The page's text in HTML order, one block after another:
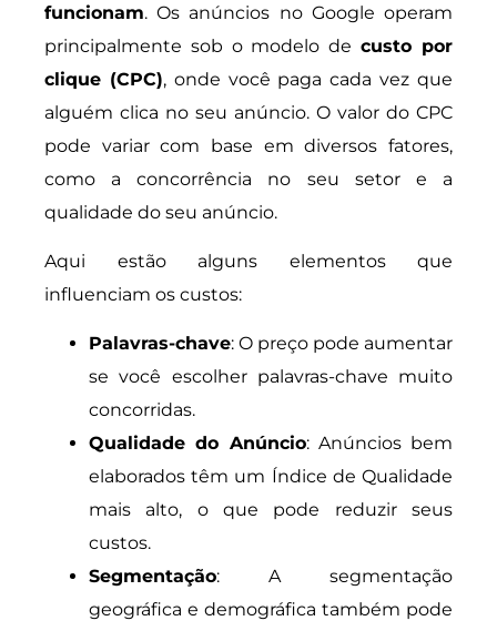
funcionam. Os anúncios no Google operam
principalmente sob o modelo decusto por
clique (CPC), onde você paga cada vez que
alguém clica no seu anúncio. O valor do CPC
pode variar com base em diversos fatores,
como a concorrência no seu setor e a
qualidade do seu anúncio.
Aqui estão alguns elementos que
influenciam os custos:
Palavras-chave: O preço pode aumentar
se você escolher palavras-chave muito
concorridas.
Qualidade do Anúncio: Anúncios bem
elaborados têm um Índice de Qualidade
mais alto, o que pode reduzir seus
custos.
Segmentação: A segmentação
geográfica e demográfica também pode